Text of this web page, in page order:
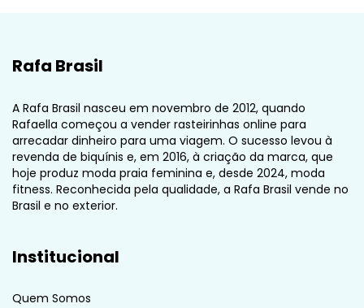
Rafa Brasil
A Rafa Brasil nasceu em novembro de 2012, quando
Rafaella começou a vender rasteirinhas online para
arrecadar dinheiro para uma viagem. O sucesso levou à
revenda de biquínis e, em 2016, à criação da marca, que
hoje produz moda praia feminina e, desde 2024, moda
fitness. Reconhecida pela qualidade, a Rafa Brasil vende no
Brasil e no exterior.
Institucional
Quem Somos